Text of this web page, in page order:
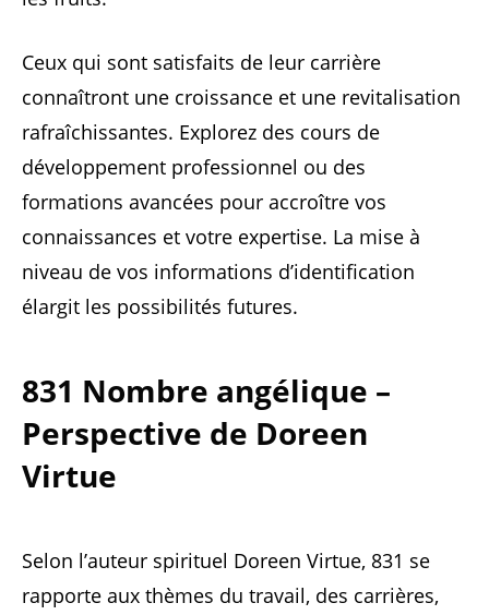
Ceux qui sont satisfaits de leur carrière
connaîtront une croissance et une revitalisation
rafraîchissantes. Explorez des cours de
développement professionnel ou des
formations avancées pour accroître vos
connaissances et votre expertise. La mise à
niveau de vos informations d’identification
élargit les possibilités futures.
831 Nombre angélique –
Perspective de Doreen
Virtue
Selon l’auteur spirituel Doreen Virtue, 831 se
rapporte aux thèmes du travail, des carrières,